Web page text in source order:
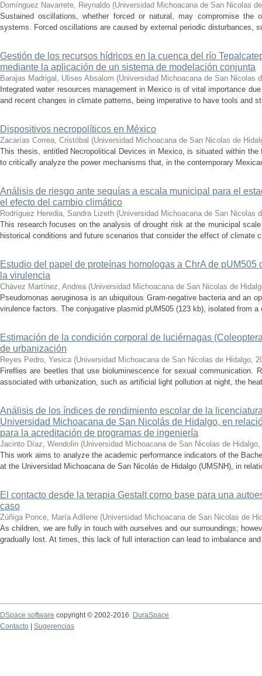
Domínguez Navarrete, Reynaldo (Universidad Michoacana de San Nicolas
Sustained oscillations, whether forced or natural, may compromise the
systems. Forced oscillations are caused by external periodic disturbances,
Gestión de los recursos hídricos en la cuenca del río
mediante la aplicación de un sistema de modelación conjunta
Barajas Madrigal, Ulises Absalom (Universidad Michoacana de San Nicolas
Integrated water resources management in Mexico is of vital importance
and recent changes in climate patterns, being imperative to have tools and
Dispositivos necropolíticos en México
Zacarías Correa, Cristóbal (Universidad Michoacana de San Nicolas de
This thesis, entitled Necropolitical Devices in Mexico, is situated within
to critically analyze the power mechanisms that, in the contemporary
Análisis de riesgo ante sequías a escala municipal para el
el efecto del cambio climático
Rodríguez Heredia, Sandra Lizeth (Universidad Michoacana de San Nicolas
This research focuses on the analysis of drought risk at the municipal
historical conditions and future scenarios that consider the effect of climate
Estudio del papel de proteínas homologas a ChrA de
la virulencia
Chávez Martínez, Andrea (Universidad Michoacana de San Nicolas de
Pseudomonas aeruginosa is an ubiquitous Gram-negative bacteria and an
virulence factors. The conjugative plasmid pUM505 (123 kb), isolated from
Estimación de la condición corporal de luciérnagas
de urbanización
Reyes Pedro, Yesica (Universidad Michoacana de San Nicolas de Hidalgo,
Fireflies are beetles that use bioluminescence for sexual communication.
associated with urbanization, such as artificial light pollution at night, the
Análisis de los índices de rendimiento escolar de la
Universidad Michoacana de San Nicolás de Hidalgo, en
para la acreditación de programas de ingeniería
Jacinto Díaz, Wendolin (Universidad Michoacana de San Nicolas de Hidalgo,
This work aims to analyze the academic performance indicators of the
at the Universidad Michoacana de San Nicolás de Hidalgo (UMSNH), in
El contacto desde la terapia Gestalt como base para una
caso
Zúñiga Ponce, María Adilene (Universidad Michoacana de San Nicolas de
As children, we are fully in touch with ourselves and our surroundings;
gradually lost. At times, this lack of full interaction can lead to imbalance
DSpace software copyright © 2002-2016
DuraSpace
Contacto
Sugerencias